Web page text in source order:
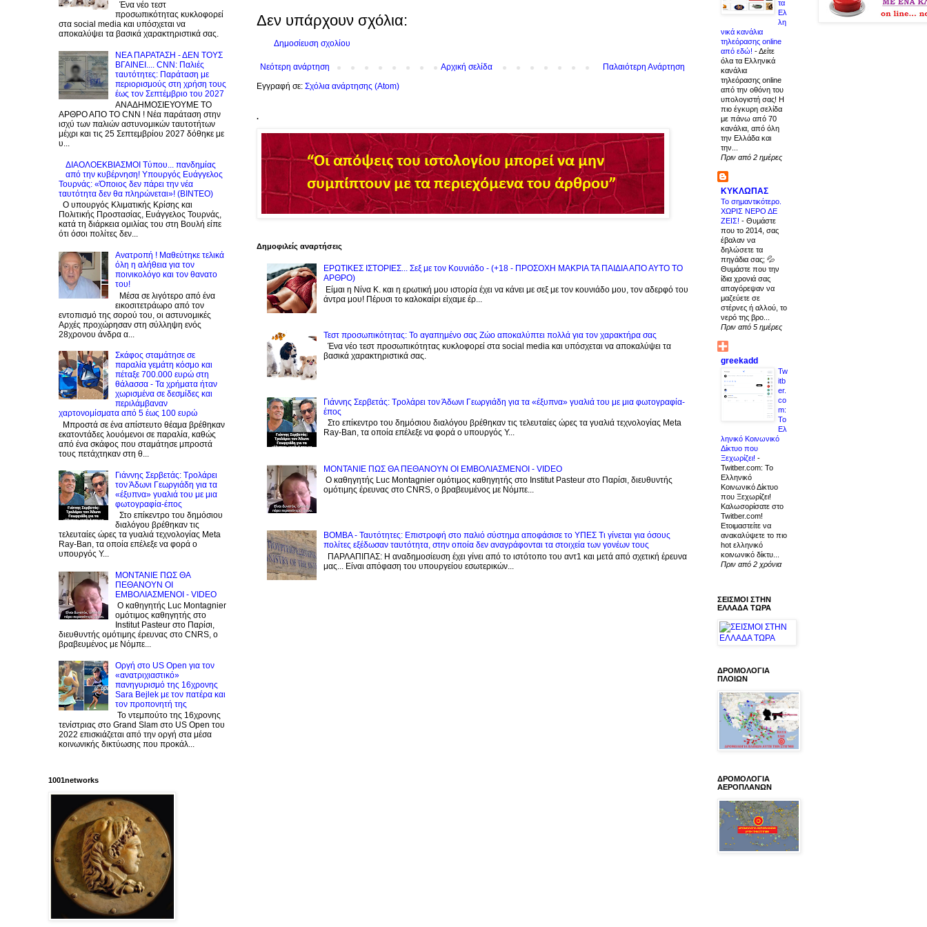
Δεν υπάρχουν σχόλια:
Δημοσίευση σχολίου
Νεότερη ανάρτηση Παλαιότερη Ανάρτηση
Αρχική σελίδα
Εγγραφή σε: Σχόλια ανάρτησης (Atom)
.
Δημοφιλείς αναρτήσεις
ΕΡΩΤΙΚΕΣ ΙΣΤΟΡΙΕΣ... Σεξ με τον Kουνιάδο - (+18 - ΠΡΟΣΟΧΗ ΜΑΚΡΙΑ ΤΑ ΠΑΙΔΙΑ ΑΠΟ ΑΥΤΟ ΤΟ
ΑΡΘΡΟ)
Είμαι η Νίνα Κ. και η ερωτική μου ιστορία έχει να κάνει με σεξ με τον κουνιάδο μου, τον αδερφό του
άντρα μου! Πέρυσι το καλοκαίρι είχαμε έρ...
Τεστ προσωπικότητας: Το αγαπημένο σας Zώο αποκαλύπτει πολλά για τον χαρακτήρα σας
Ένα νέο τεστ προσωπικότητας κυκλοφορεί στα social media και υπόσχεται να αποκαλύψει τα
βασικά χαρακτηριστικά σας.
Γιάννης Σερβετάς: Τρολάρει τον Άδωνι Γεωργιάδη για τα «έξυπνα» γυαλιά του με μια φωτογραφία-
έπος
Στο επίκεντρο του δημόσιου διαλόγου βρέθηκαν τις τελευταίες ώρες τα γυαλιά τεχνολογίας Meta
Ray-Ban, τα οποία επέλεξε να φορά ο υπουργός Υ...
ΜΟΝΤΑΝΙΕ ΠΩΣ ΘΑ ΠΕΘΑΝΟΥΝ ΟΙ ΕΜΒΟΛΙΑΣΜΕΝΟΙ - VIDEO
Ο καθηγητής Luc Montagnier ομότιμος καθηγητής στο Institut Pasteur στο Παρίσι, διευθυντής
ομότιμης έρευνας στο CNRS, o βραβευμένος με Νόμπε...
BOMBA - Ταυτότητες: Eπιστροφή στο παλιό σύστημα αποφάσισε το ΥΠΕΣ Τι γίνεται για όσους
πολίτες εξέδωσαν ταυτότητα, στην οποία δεν αναγράφονται τα στοιχεία των γονέων τους
ΠΑΡΛΑΠΙΠΑΣ: Η αναδημοσίευση έχει γίνει από το ιστότοπο του αντ1 και μετά από σχετική έρευνα
μας... Είναι απόφαση του υπουργείου εσωτερικών...
Ένα νέο τεστ
προσωπικότητας κυκλοφορεί
στα social media και υπόσχεται να
αποκαλύψει τα βασικά χαρακτηριστικά σας.
NEA ΠΑΡΑΤΑΣΗ - ΔΕΝ ΤΟΥΣ
ΒΓΑΙΝΕΙ.... CNN: Παλιές
ταυτότητες: Παράταση με
περιορισμούς στη χρήση τους
έως τον Σεπτέμβριο του 2027
ΑΝΑΔΗΜΟΣΙΕΥΟΥΜΕ ΤΟ
ΑΡΘΡΟ ΑΠΟ ΤΟ CNN ! Νέα παράταση στην
ισχύ των παλιών αστυνομικών ταυτοτήτων
μέχρι και τις 25 Σεπτεμβρίου 2027 δόθηκε με
υ...
ΔΙΑΟΛΟΕΚΒΙΑΣΜΟΙ Tύπου... πανδημίας
από την κυβέρνηση! Υπουργός Ευάγγελος
Τουρνάς: «Όποιος δεν πάρει την νέα
ταυτότητα δεν θα πληρώνεται»! (BINTEO)
Ο υπουργός Κλιματικής Κρίσης και
Πολιτικής Προστασίας, Ευάγγελος Τουρνάς,
κατά τη διάρκεια ομιλίας του στη Βουλή είπε
ότι όσοι πολίτες δεν...
Ανατροπή ! Mαθεύτηκε τελικά
όλη η αλήθεια για τον
ποινικολόγο και τον θανατο
του!
Μέσα σε λιγότερο από ένα
εικοσιτετράωρο από τον
εντοπισμό της σορού του, οι αστυνομικές
Αρχές προχώρησαν στη σύλληψη ενός
28χρονου άνδρα α...
Σκάφος σταμάτησε σε
παραλία γεμάτη κόσμο και
πέταξε 700.000 ευρώ στη
θάλασσα - Τα χρήματα ήταν
χωρισμένα σε δεσμίδες και
περιλάμβαναν
χαρτονομίσματα από 5 έως 100 ευρώ
Μπροστά σε ένα απίστευτο θέαμα βρέθηκαν
εκατοντάδες λουόμενοι σε παραλία, καθώς
από ένα σκάφος που σταμάτησε μπροστά
τους πετάχτηκαν στη θ...
Γιάννης Σερβετάς: Τρολάρει
τον Άδωνι Γεωργιάδη για τα
«έξυπνα» γυαλιά του με μια
φωτογραφία-έπος
Στο επίκεντρο του δημόσιου
διαλόγου βρέθηκαν τις
τελευταίες ώρες τα γυαλιά τεχνολογίας Meta
Ray-Ban, τα οποία επέλεξε να φορά ο
υπουργός Υ...
ΜΟΝΤΑΝΙΕ ΠΩΣ ΘΑ
ΠΕΘΑΝΟΥΝ ΟΙ
ΕΜΒΟΛΙΑΣΜΕΝΟΙ - VIDEO
Ο καθηγητής Luc Montagnier
ομότιμος καθηγητής στο
Institut Pasteur στο Παρίσι,
διευθυντής ομότιμης έρευνας στο CNRS, o
βραβευμένος με Νόμπε...
Οργή στο US Open για τον
«ανατριχιαστικό»
πανηγυρισμό της 16χρονης
Sara Bejlek με τον πατέρα και
τον προπονητή της
Το ντεμπούτο της 16χρονης
τενίστριας στο Grand Slam στο US Open του
2022 επισκιάζεται από την οργή στα μέσα
κοινωνικής δικτύωσης που προκάλ...
1001networks
τα
Ελ
λη
νικά κανάλια
τηλεόρασης online
από εδώ! -Δείτε
όλα τα Ελληνικά
κανάλια
τηλεόρασης online
από την οθόνη του
υπολογιστή σας! Η
πιο έγκυρη σελίδα
με πάνω από 70
κανάλια, από όλη
την Ελλάδα και
την...
Πριν από 2 ημέρες
ΚΥΚΛΩΠΑΣ
Το σημαντικότερο.
ΧΩΡΙΣ ΝΕΡΟ ΔΕ
ΖΕΙΣ! - Θυμάστε
που το 2014, σας
έβαλαν να
δηλώσετε τα
πηγάδια σας; 💦
Θυμάστε που την
ίδια χρονιά σας
απαγόρεψαν να
μαζεύετε σε
στέρνες ή αλλού, το
νερό της βρο...
Πριν από 5 ημέρες
greekadd
Tw
itb
er.
co
m:
Το
Ελ
ληνικό Κοινωνικό
Δίκτυο που
Ξεχωρίζει! -
Twitber.com: Το
Ελληνικό
Κοινωνικό Δίκτυο
που Ξεχωρίζει!
Καλωσορίσατε στο
Twitber.com!
Ετοιμαστείτε να
ανακαλύψετε το πιο
hot ελληνικό
κοινωνικό δίκτυ...
Πριν από 2 χρόνια
ΣΕΙΣΜΟΙ ΣΤΗΝ
ΕΛΛΑΔΑ ΤΩΡΑ
ΔΡΟΜΟΛΟΓΙΑ
ΠΛΟΙΩΝ
ΔΡΟΜΟΛΟΓΙΑ
ΑΕΡΟΠΛΑΝΩΝ